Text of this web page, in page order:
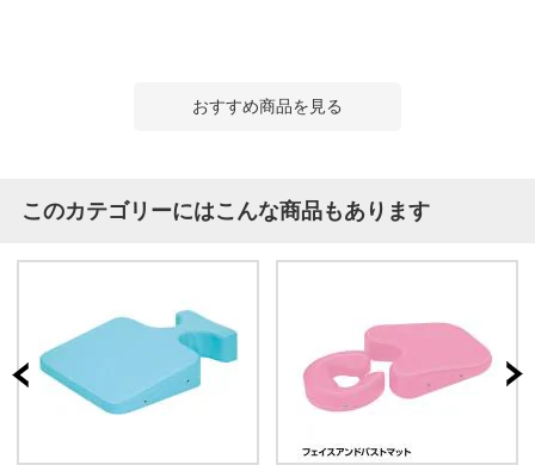
おすすめ商品を見る
このカテゴリーにはこんな商品もあります